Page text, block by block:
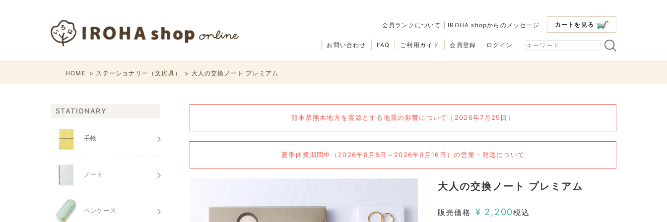
カートを見る
会員ランクについて IROHA shopからのメッセージ
会員登録 ログイン
ご利用ガイド
FAQ
お問い合わせ
HOME ステーショナリー（文房具） 大人の交換ノート プレミアム
熊本県熊本地方を震源とする地震の影響について（2026年7月29日）
夏季休業期間中（2026年8月8日～2026年8月16日）の営業・発送について
大人の交換ノート プレミアム
販売価格 ¥ 2,200税込
STATIONARY
手帳
ノート
ペンケース